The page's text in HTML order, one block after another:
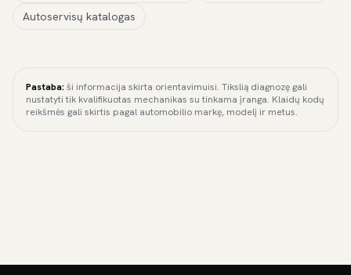
Autoservisų katalogas
Pastaba:ši informacija skirta orientavimuisi. Tikslią diagnozę gali
nustatyti tik kvalifikuotas mechanikas su tinkama įranga. Klaidų kodų
reikšmės gali skirtis pagal automobilio markę, modelį ir metus.